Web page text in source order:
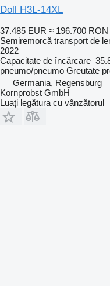
Doll H3L-14XL
37.485 EUR ≈ 196.700 RON
Semiremorcă transport de
2022
Capacitate de încărcare
pneumo/pneumo Greutate
Germania, Regensburg
Kornprobst GmbH
Luați legătura cu vânzătorul